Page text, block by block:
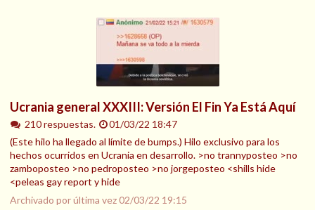
Ucrania general XXXIII: Versión El Fin Ya Está Aquí
210 respuestas.
01/03/22 18:47
(Este hilo ha llegado al límite de bumps.) Hilo exclusivo para los
hechos ocurridos en Ucrania en desarrollo. >no trannyposteo >no
zamboposteo >no pedroposteo >no jorgeposteo <shills hide
<peleas gay report y hide
Archivado por última vez02/03/22 19:15